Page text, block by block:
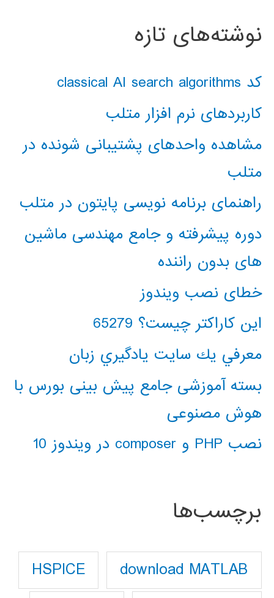
نوشته‌های تازه
کد classical AI search algorithms
کاربردهای نرم افزار متلب
مشاهده واحدهای پشتیبانی شونده در
متلب
راهنمای برنامه نویسی پایتون در متلب
دوره پیشرفته و جامع مهندسی ماشین
های بدون راننده
خطای نصب ویندوز
این کاراکتر چیست؟ 65279
معرفي يك سايت يادگيري زبان
بسته آموزشی جامع پیش بینی بورس با
هوش مصنوعی
نصب PHP و composer در ویندوز 10
برچسب‌ها
download MATLAB
HSPICE